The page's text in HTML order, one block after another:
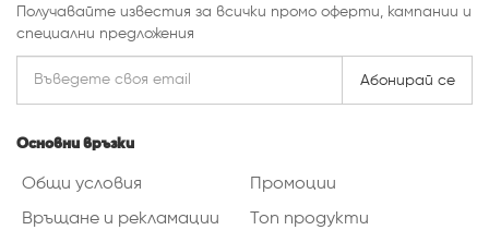
Получавайте известия за всички промо оферти, кампании и
специални предложения
Абонирай се
Основни връзки
Общи условия
Връщане и рекламации
Промоции
Топ продукти